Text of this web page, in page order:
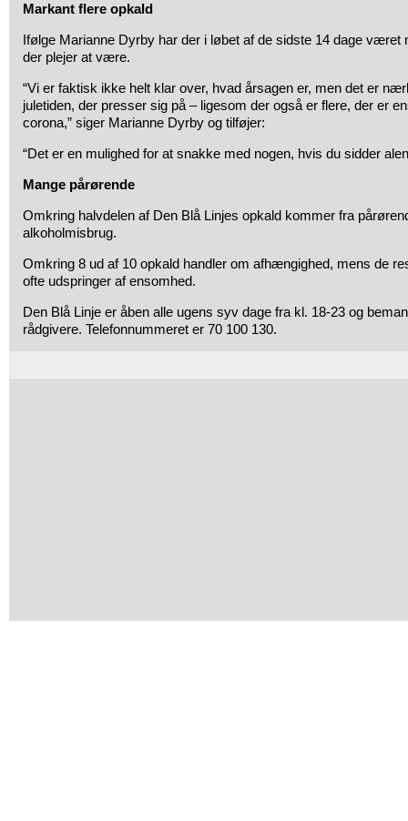
Markant flere opkald
Ifølge Marianne Dyrby har der i løbet af de sidste 14 dage været
der plejer at være.
“Vi er faktisk ikke helt klar over, hvad årsagen er, men det er
juletiden, der presser sig på – ligesom der også er flere, der er
corona,” siger Marianne Dyrby og tilføjer:
“Det er en mulighed for at snakke med nogen, hvis du sidder
Mange pårørende
Omkring halvdelen af Den Blå Linjes opkald kommer fra
alkoholmisbrug.
Omkring 8 ud af 10 opkald handler om afhængighed, mens de
ofte udspringer af ensomhed.
Den Blå Linje er åben alle ugens syv dage fra kl. 18-23 og
rådgivere. Telefonnummeret er 70 100 130.